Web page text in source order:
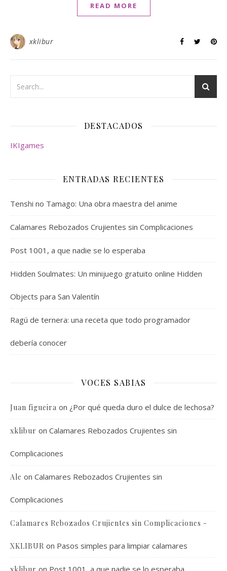
READ MORE
xklibur
DESTACADOS
IKIgames
ENTRADAS RECIENTES
Tenshi no Tamago: Una obra maestra del anime
Calamares Rebozados Crujientes sin Complicaciones
Post 1001, a que nadie se lo esperaba
Hidden Soulmates: Un minijuego gratuito online Hidden
Objects para San Valentín
Ragú de ternera: una receta que todo programador
debería conocer
VOCES SABIAS
Juan figueira on ¿Por qué queda duro el dulce de lechosa?
xklibur on Calamares Rebozados Crujientes sin
Complicaciones
Ale on Calamares Rebozados Crujientes sin
Complicaciones
Calamares Rebozados Crujientes sin Complicaciones -
XKLIBUR on Pasos simples para limpiar calamares
on Post 1001, a que nadie se lo esperaba